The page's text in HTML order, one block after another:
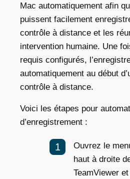
Mac automatiquement afin
puissent facilement
contrôle à distance et les
intervention humaine. Une
requis configurés,
automatiquement au début
contrôle à distance.
Voici les étapes pour
d’enregistrement :
Ouvrez le
haut à droite
TeamViewer